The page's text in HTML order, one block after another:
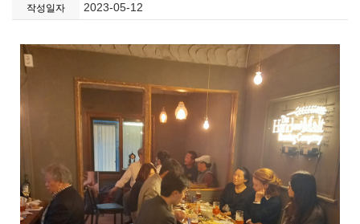
작성일자 2023-05-12